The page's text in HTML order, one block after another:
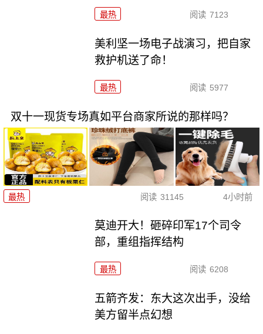
最热 阅读 7123
美利坚一场电子战演习，把自家
救护机送了命！
最热 阅读 5977
双十一现货专场真如平台商家所说的那样吗？
最热 阅读 31145 4小时前
莫迪开大！砸碎印军17个司令
部，重组指挥结构
最热 阅读 6208
五箭齐发：东大这次出手，没给
美方留半点幻想